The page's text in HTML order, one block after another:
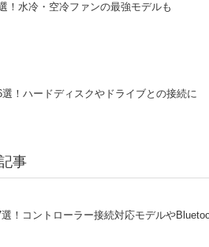
！水冷・空冷ファンの最強モデルも
！ハードディスクやドライブとの接続に
事
！コントローラー接続対応モデルや